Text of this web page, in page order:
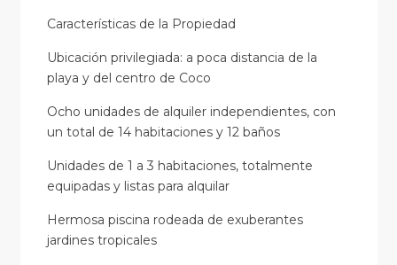
Características de la Propiedad
Ubicación privilegiada: a poca distancia de la
playa y del centro de Coco
Ocho unidades de alquiler independientes, con
un total de 14 habitaciones y 12 baños
Unidades de 1 a 3 habitaciones, totalmente
equipadas y listas para alquilar
Hermosa piscina rodeada de exuberantes
jardines tropicales